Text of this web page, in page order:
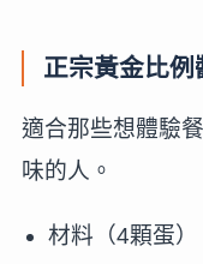
正宗黃金比例
適合那些想體驗
味的人。
材料（4顆蛋）